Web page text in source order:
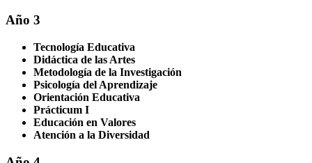
Año 3
Tecnología Educativa
Didáctica de las Artes
Metodología de la Investigación
Psicología del Aprendizaje
Orientación Educativa
Prácticum I
Educación en Valores
Atención a la Diversidad